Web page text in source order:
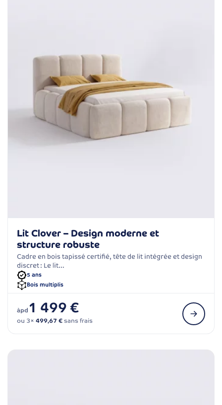
Lit Clover – Design moderne et
structure robuste
Cadre en bois tapissé certifié, tête de lit intégrée et design
discret : Le lit…
5 ans
Bois multiplis
àpd 1 499 €
ou 3× 499,67 €sans frais